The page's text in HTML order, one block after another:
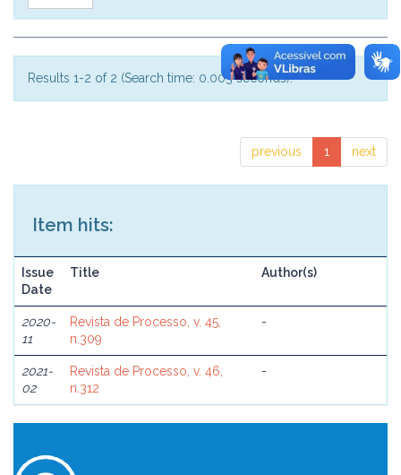
Results 1-2 of 2 (Search time: 0.003 seconds).
previous 1 next
Item hits:
Issue
Date
Title Author(s)
2020-
11
Revista de Processo, v. 45,
n.309
-
2021-
02
Revista de Processo, v. 46,
n.312
-